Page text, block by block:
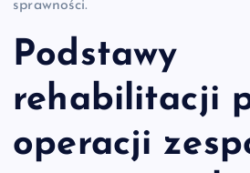
sprawności.
Podstawy
rehabilitacji
operacji